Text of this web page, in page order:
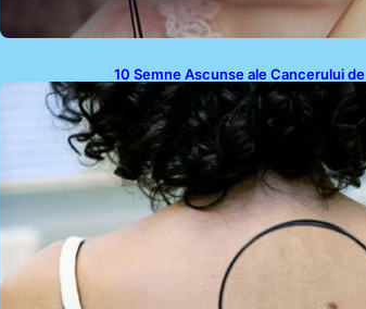
10 Semne Ascunse ale Cancerului de
Piele: Ce Trebuie să Știm pentru a Ne
Proteja